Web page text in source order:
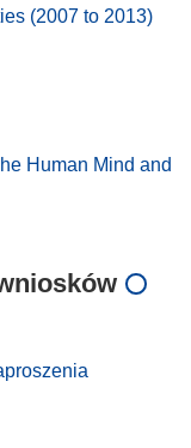
(2007 to 2013)
Human Mind and